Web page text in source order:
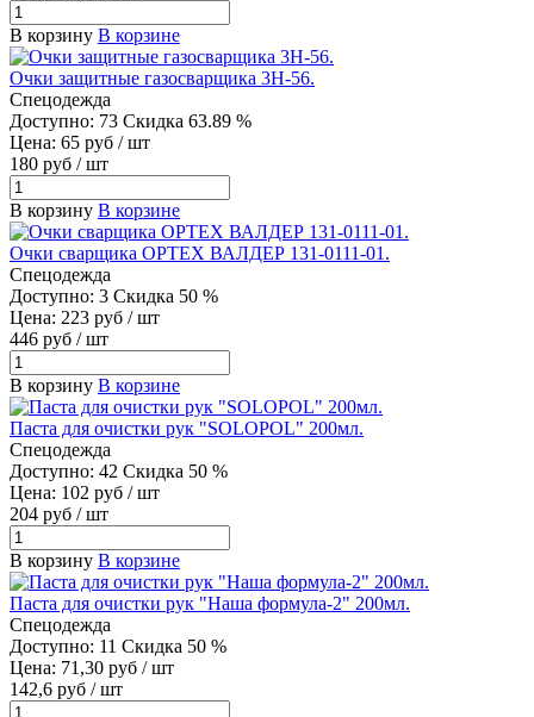
В корзину В корзине
Очки защитные газосварщика 3Н-56.
Спецодежда
Доступно: 73 Скидка 63.89 %
Цена: 65 руб / шт
180 руб / шт
В корзину В корзине
Очки сварщика OPTEX ВАЛДЕР 131-0111-01.
Спецодежда
Доступно: 3 Скидка 50 %
Цена: 223 руб / шт
446 руб / шт
В корзину В корзине
Паста для очистки рук "SOLOPOL" 200мл.
Спецодежда
Доступно: 42 Скидка 50 %
Цена: 102 руб / шт
204 руб / шт
В корзину В корзине
Паста для очистки рук "Наша формула-2" 200мл.
Спецодежда
Доступно: 11 Скидка 50 %
Цена: 71,30 руб / шт
142,6 руб / шт